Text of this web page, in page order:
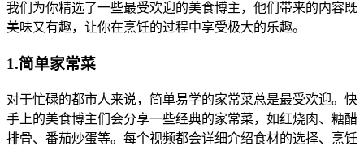
我们为你精选了一些最受欢迎的美食博主，他们带来的内容既
美味又有趣，让你在烹饪的过程中享受极大的乐趣。
1.简单家常菜
对于忙碌的都市人来说，简单易学的家常菜总是最受欢迎。快
手上的美食博主们会分享一些经典的家常菜，如红烧肉、糖醋
排骨、番茄炒蛋等。每个视频都会详细介绍食材的选择、烹饪